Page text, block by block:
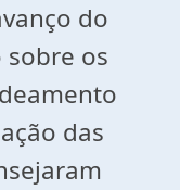
do
os
das